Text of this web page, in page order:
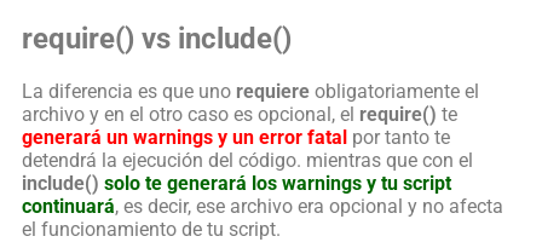
require() vs include()
La diferencia es que uno requiere obligatoriamente el
archivo y en el otro caso es opcional, el require() te
generará un warnings y un error fatal por tanto te
detendrá la ejecución del código. mientras que con el
include() solo te generará los warnings y tu script
continuará, es decir, ese archivo era opcional y no afecta
el funcionamiento de tu script.